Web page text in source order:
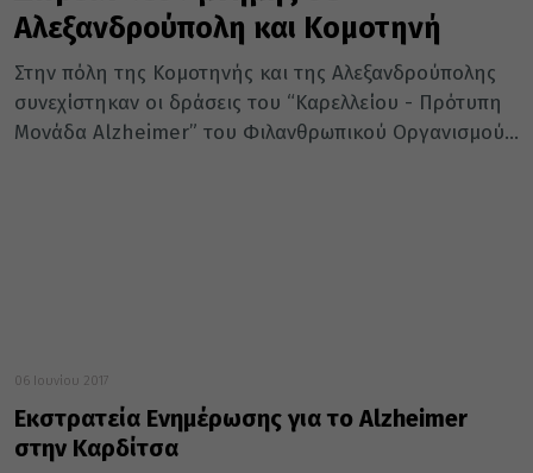
Αλεξανδρούπολη και Κομοτηνή
Στην πόλη της Κομοτηνής και της Αλεξανδρούπολης
συνεχίστηκαν οι δράσεις του “Καρελλείου - Πρότυπη
Μονάδα Alzheimer” του Φιλανθρωπικού Οργανισμού...
06 Ιουνίου 2017
Εκστρατεία Ενημέρωσης για το Alzheimer
στην Καρδίτσα